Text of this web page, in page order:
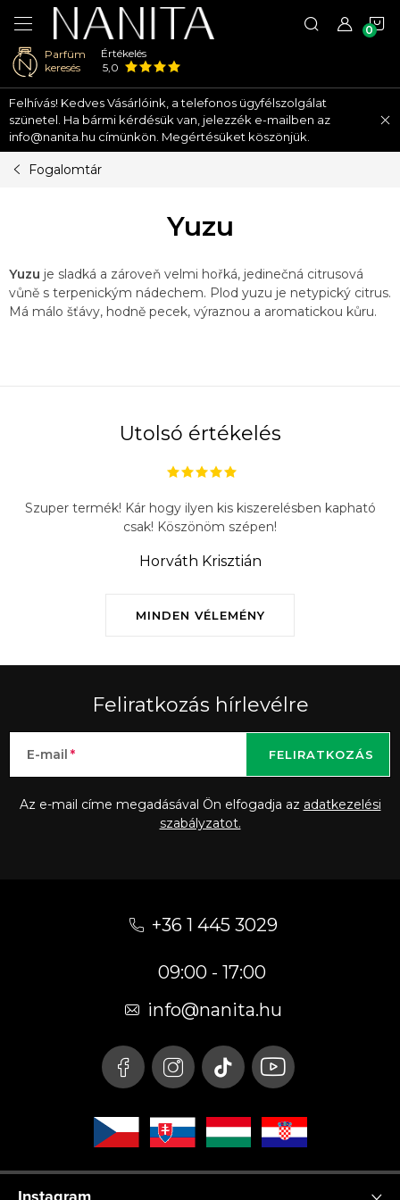
Ugrás
fő
tartalomhoz
Parfüm
keresés
Értékelés
5,0
Felhívás! Kedves Vásárlóink, a telefonos ügyfélszolgálat
szünetel. Ha bármi kérdésük van, jelezzék e-mailben az
info@nanita.hu címünkön. Megértésüket köszönjük.
Fogalomtár
Yuzu
Yuzu je sladká a zároveň velmi hořká, jedinečná citrusová
vůně s terpenickým nádechem. Plod yuzu je netypický citrus.
Má málo šťávy, hodně pecek, výraznou a aromatickou kůru.
Utolsó értékelés
MINDEN VÉLEMÉNY
Szuper termék! Kár hogy ilyen kis kiszerelésben kapható
csak! Köszönöm szépen!
Horváth Krisztián
Feliratkozás hírlevélre
E-mail
Az e-mail címe megadásával Ön elfogadja az adatkezelési
szabályzatot.
FELIRATKOZÁS
+36 1 445 3029
09:00 - 17:00
info@nanita.hu